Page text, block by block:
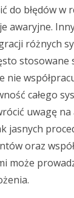
do błędów w
awaryjne.
różnych
stosowane
nie
całego
uwagę
jasnych
oraz
może